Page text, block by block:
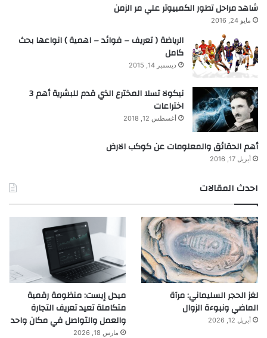
شاهد مراحل تطور الكمبيوتر علي مر الزمن
مايو 24, 2016
الرياضة ( تعريف – فوائد – اهمية ) انواعها بحث
كامل
ديسمبر 14, 2015
نيكولا تسلا المخترع الذي قدم للبشرية أهم 3
اختراعات
أغسطس 12, 2018
أهم الحقائق والمعلومات عن كوكب الارض
أبريل 17, 2016
احدث المقالات
لغز الحجر السليماني: مرآة
الماضي ونبوءة الزوال
أبريل 12, 2026
ميدل إيست: منظومة رقمية
متكاملة تعيد تعريف التجارة
والعمل والتواصل في مكان واحد
مارس 18, 2026